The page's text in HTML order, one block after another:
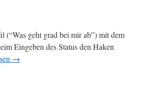
(“Was geht grad bei mir ab”) mit dem
Eingeben des Status den Haken
→